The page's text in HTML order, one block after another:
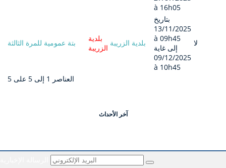
العناصر 1 إلى 5 على 5
à 16h05
بتة عمومية للمرة الثالثة
بلدية
الزريبة
بلدية الزريبة
بتاريخ
13/11/2025
à 09h45
إلى غاية
09/12/2025
à 10h45
لا
آخر الأحداث